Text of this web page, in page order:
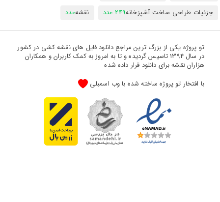
جزئیات طراحی ساخت آشپزخانه249 عدد نقشهعدد
تو پروژه یکی از بزرگ ترین مراجع دانلود فایل های نقشه کشی در کشور
در سال 1394 تاسیس گردیده و تا به امروز به کمک کاربران و همکاران
هزاران نقشه برای دانلود قرار داده شده
با افتخار تو پروژه ساخته شده با وب اسمبلی